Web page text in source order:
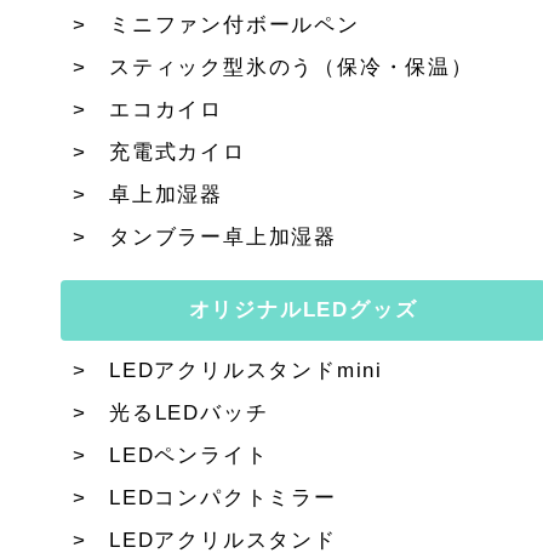
ミニファン付ボールペン
スティック型氷のう（保冷・保温）
エコカイロ
充電式カイロ
卓上加湿器
タンブラー卓上加湿器
オリジナルLEDグッズ
LEDアクリルスタンドmini
光るLEDバッチ
LEDペンライト
LEDコンパクトミラー
LEDアクリルスタンド